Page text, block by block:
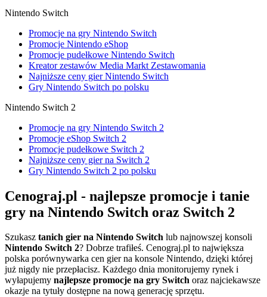
Nintendo Switch
Promocje na gry Nintendo Switch
Promocje Nintendo eShop
Promocje pudełkowe Nintendo Switch
Kreator zestawów Media Markt Zestawomania
Najniższe ceny gier Nintendo Switch
Gry Nintendo Switch po polsku
Nintendo Switch 2
Promocje na gry Nintendo Switch 2
Promocje eShop Switch 2
Promocje pudełkowe Switch 2
Najniższe ceny gier na Switch 2
Gry Nintendo Switch 2 po polsku
Cenograj.pl - najlepsze promocje i tanie
gry na Nintendo Switch oraz Switch 2
Szukasz tanich gier na Nintendo Switch lub najnowszej konsoli
Nintendo Switch 2? Dobrze trafiłeś. Cenograj.pl to największa
polska porównywarka cen gier na konsole Nintendo, dzięki której
już nigdy nie przepłacisz. Każdego dnia monitorujemy rynek i
wyłapujemy najlepsze promocje na gry Switch oraz najciekawsze
okazje na tytuły dostępne na nową generację sprzętu.